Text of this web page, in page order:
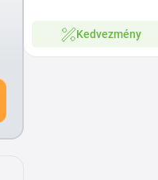
Kedvezmény